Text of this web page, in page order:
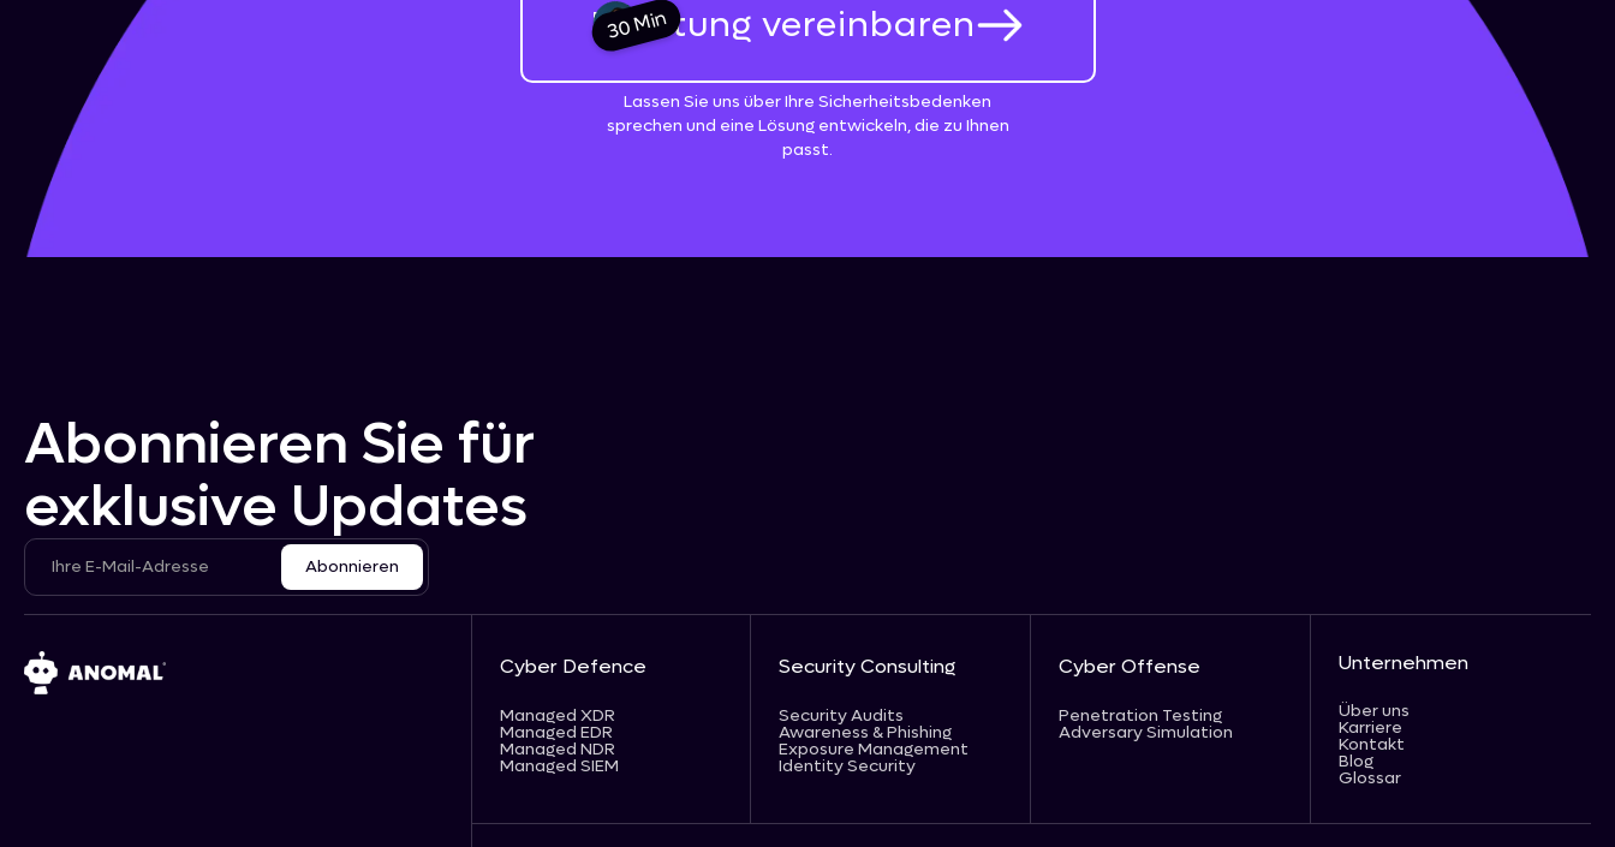
Beratung vereinbaren
30 Min
Lassen Sie uns über Ihre Sicherheitsbedenken
sprechen und eine Lösung entwickeln, die zu Ihnen
passt.
Abonnieren Sie für
exklusive Updates
Cyber Defence
Managed XDR
Managed EDR
Managed NDR
Managed SIEM
Security Consulting
Security Audits
Awareness & Phishing
Exposure Management
Identity Security
Cyber Offense
Penetration Testing
Adversary Simulation
Unternehmen
Über uns
Karriere
Kontakt
Blog
Glossar